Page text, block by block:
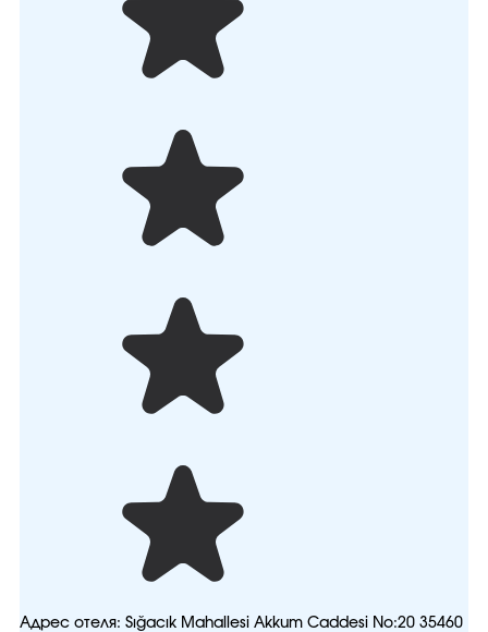
Адрес отеля: Sığacık Mahallesi Akkum Caddesi No:20 35460